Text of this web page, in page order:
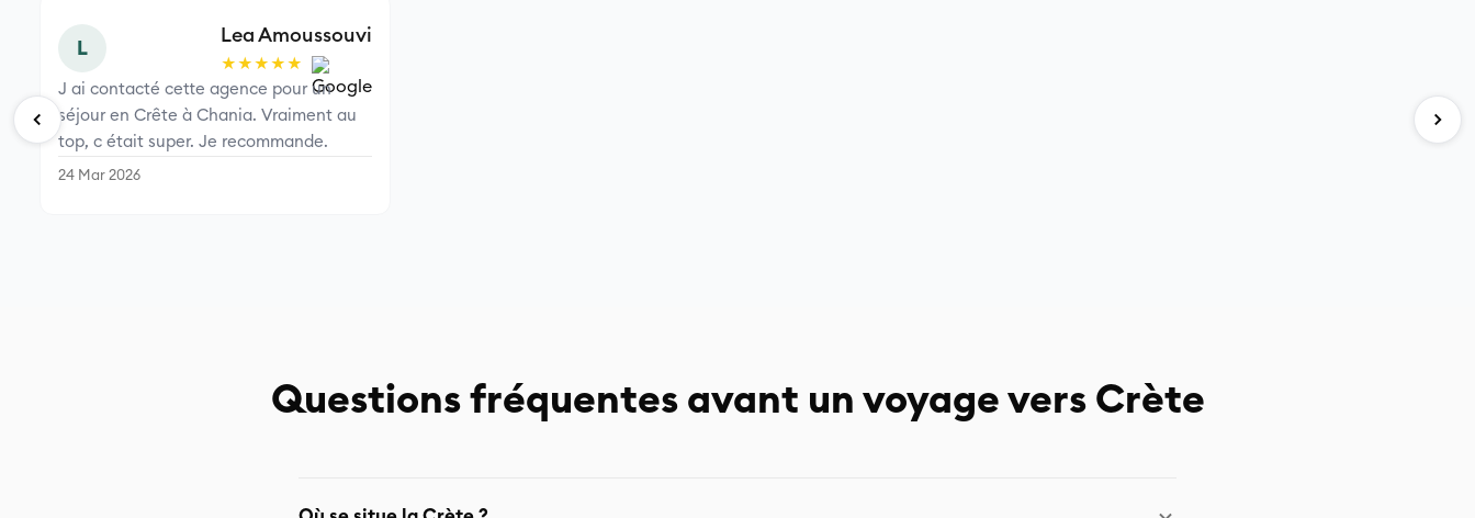
L
Lea Amoussouvi
★★★★★
J ai contacté cette agence pour un
séjour en Crête à Chania. Vraiment au
top, c était super. Je recommande.
24 Mar 2026
Questions fréquentes avant un voyage vers Crète